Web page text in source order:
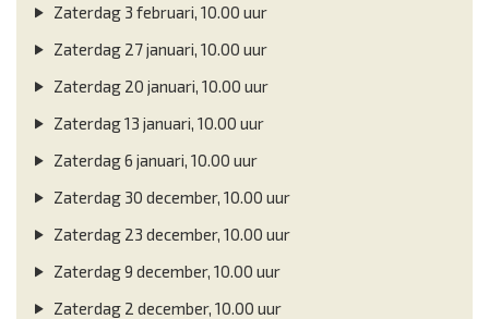
Zaterdag 3 februari, 10.00 uur
Zaterdag 27 januari, 10.00 uur
Zaterdag 20 januari, 10.00 uur
Zaterdag 13 januari, 10.00 uur
Zaterdag 6 januari, 10.00 uur
Zaterdag 30 december, 10.00 uur
Zaterdag 23 december, 10.00 uur
Zaterdag 9 december, 10.00 uur
Zaterdag 2 december, 10.00 uur